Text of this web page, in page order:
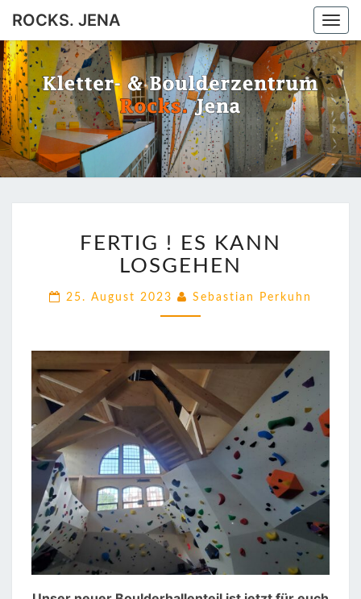
ROCKS. JENA
ROCKS.
JENA
Jena
ES
KANN
LOSGEHEN
FERTIG ! ES KANN
LOSGEHEN
25. August 2023 Sebastian Perkuhn